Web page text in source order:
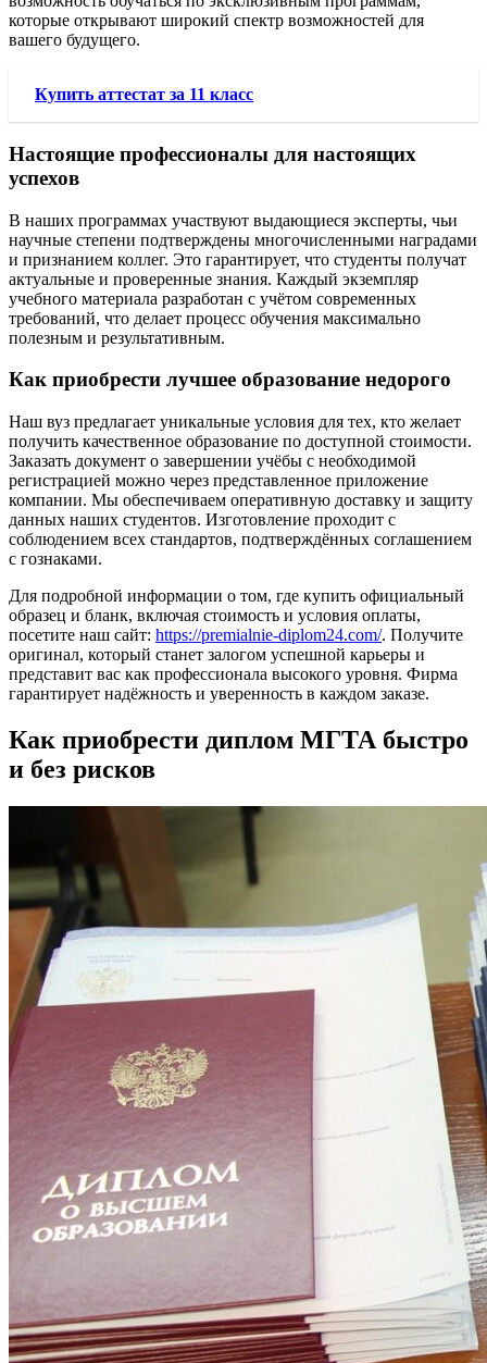
которые открывают широкий спектр возможностей для
вашего будущего.
Купить аттестат за 11 класс
Настоящие профессионалы для настоящих
успехов
В наших программах участвуют выдающиеся эксперты, чьи
научные степени подтверждены многочисленными наградами
и признанием коллег. Это гарантирует, что студенты получат
актуальные и проверенные знания. Каждый экземпляр
учебного материала разработан с учётом современных
требований, что делает процесс обучения максимально
полезным и результативным.
Как приобрести лучшее образование недорого
Наш вуз предлагает уникальные условия для тех, кто желает
получить качественное образование по доступной стоимости.
Заказать документ о завершении учёбы с необходимой
регистрацией можно через представленное приложение
компании. Мы обеспечиваем оперативную доставку и защиту
данных наших студентов. Изготовление проходит с
соблюдением всех стандартов, подтверждённых соглашением
с гознаками.
Для подробной информации о том, где купить официальный
образец и бланк, включая стоимость и условия оплаты,
посетите наш сайт: https://premialnie-diplom24.com/. Получите
оригинал, который станет залогом успешной карьеры и
представит вас как профессионала высокого уровня. Фирма
гарантирует надёжность и уверенность в каждом заказе.
Как приобрести диплом МГТА быстро
и без рисков